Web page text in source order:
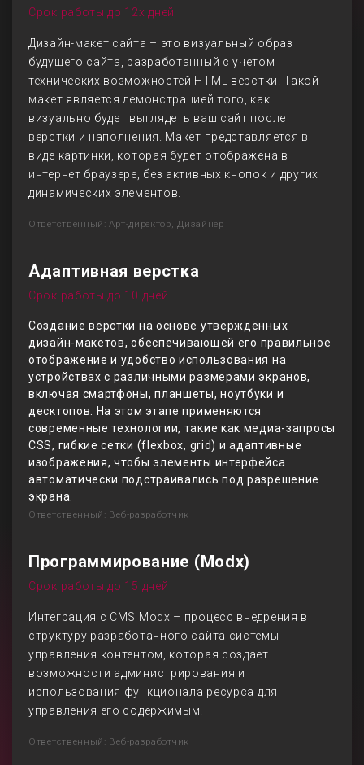
Срок работы до 12х дней
Дизайн-макет сайта – это визуальный образ
будущего сайта, разработанный с учетом
технических возможностей HTML верстки. Такой
макет является демонстрацией того, как
визуально будет выглядеть ваш сайт после
верстки и наполнения. Макет представляется в
виде картинки, которая будет отображена в
интернет браузере, без активных кнопок и других
динамических элементов.
Ответственный: Арт-директор, Дизайнер
Адаптивная верстка
Срок работы до 10 дней
Создание вёрстки на основе утверждённых
дизайн-макетов, обеспечивающей его правильное
отображение и удобство использования на
устройствах с различными размерами экранов,
включая смартфоны, планшеты, ноутбуки и
десктопов. На этом этапе применяются
современные технологии, такие как медиа-запросы
CSS, гибкие сетки (flexbox, grid) и адаптивные
изображения, чтобы элементы интерфейса
автоматически подстраивались под разрешение
экрана.
Ответственный: Веб-разработчик
Программирование (Modx)
Срок работы до 15 дней
Интеграция с CMS Modx – процесс внедрения в
структуру разработанного сайта системы
управления контентом, которая создает
возможности администрирования и
использования функционала ресурса для
управления его содержимым.
Ответственный: Веб-разработчик